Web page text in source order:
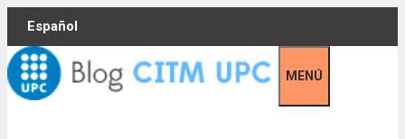
Skip
content
Español
MENÚ